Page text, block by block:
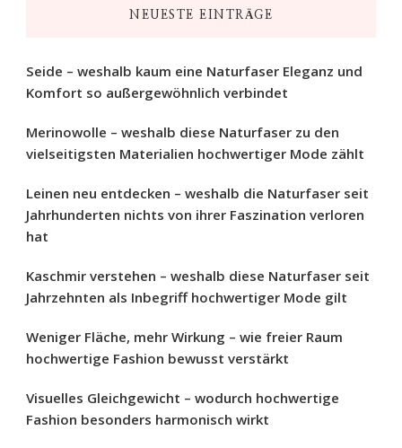
NEUESTE EINTRÄGE
Seide – weshalb kaum eine Naturfaser Eleganz und
Komfort so außergewöhnlich verbindet
Merinowolle – weshalb diese Naturfaser zu den
vielseitigsten Materialien hochwertiger Mode zählt
Leinen neu entdecken – weshalb die Naturfaser seit
Jahrhunderten nichts von ihrer Faszination verloren
hat
Kaschmir verstehen – weshalb diese Naturfaser seit
Jahrzehnten als Inbegriff hochwertiger Mode gilt
Weniger Fläche, mehr Wirkung – wie freier Raum
hochwertige Fashion bewusst verstärkt
Visuelles Gleichgewicht – wodurch hochwertige
Fashion besonders harmonisch wirkt